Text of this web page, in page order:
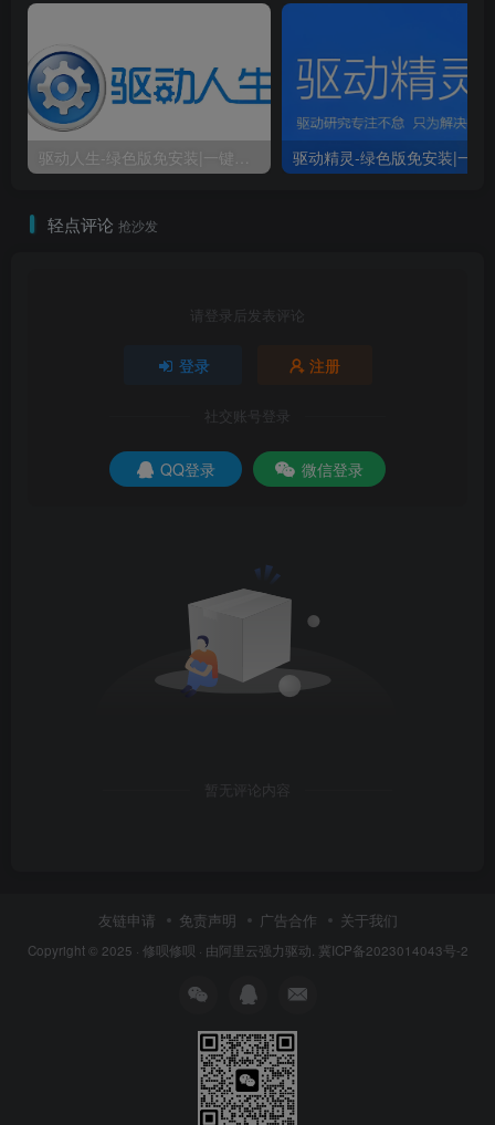
轻点评论 抢沙发
请登录后发表评论
登录 注册
社交账号登录
QQ登录 微信登录
暂无评论内容
友链申请 免责声明 广告合作 关于我们
Copyright © 2025 · 修呗修呗 · 由阿里云强力驱动. 冀ICP备2023014043号-2